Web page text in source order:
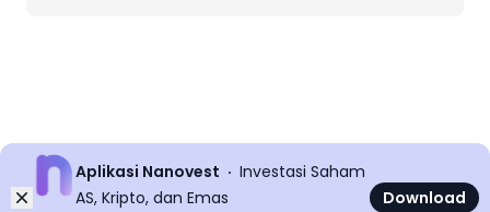
Dismiss
Aplikasi Nanovest
Investasi Saham
AS, Kripto, dan Emas
Download